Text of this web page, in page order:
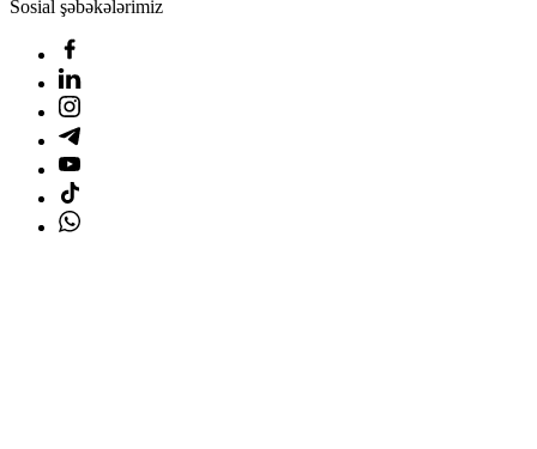
Sosial şəbəkələrimiz